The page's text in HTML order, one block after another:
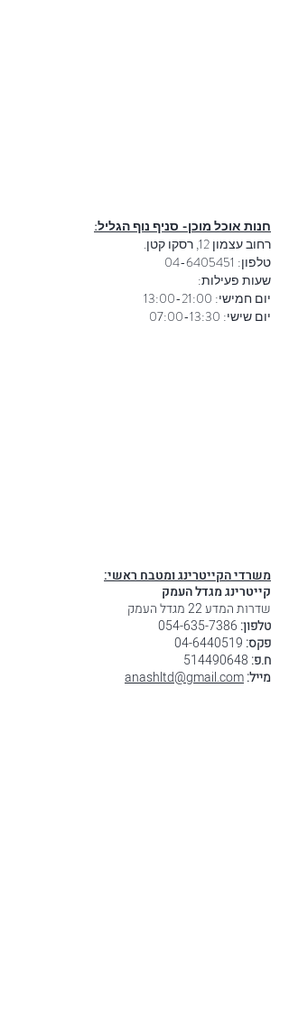
חנות אוכל מוכן- סניף נוף הגליל:
רחוב עצמון 12, רסקו קטן.
טלפון: 04-6405451
שעות פעילות:
יום חמישי: 13:00-21:00
יום שישי: 07:00-13:30
:משרדי הקייטרינג ומטבח ראשי
קייטרינג מגדל העמק
שדרות המדע 22 מגדל העמק
טלפון: 054-635-7386
פקס: 04-6440519
ח.פ: 514490648
מייל:anashltd@gmail.com